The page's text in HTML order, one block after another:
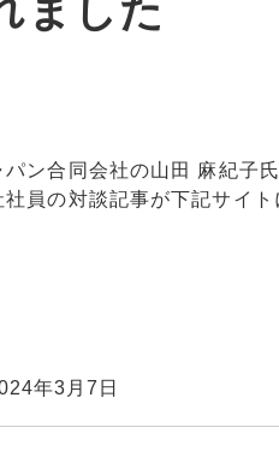
ました
パン合同会社の山田 麻紀
員の対談記事が下記サイ
年3月7日